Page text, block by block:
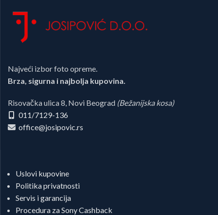
Najveći izbor foto opreme.
Brza, sigurna i najbolja kupovina.
Risovačka ulica 8, Novi Beograd (Bežanijska kosa)
011/7129-136
office@josipovic.rs
Uslovi kupovine
Politika privatnosti
Servis i garancija
Procedura za Sony Cashback